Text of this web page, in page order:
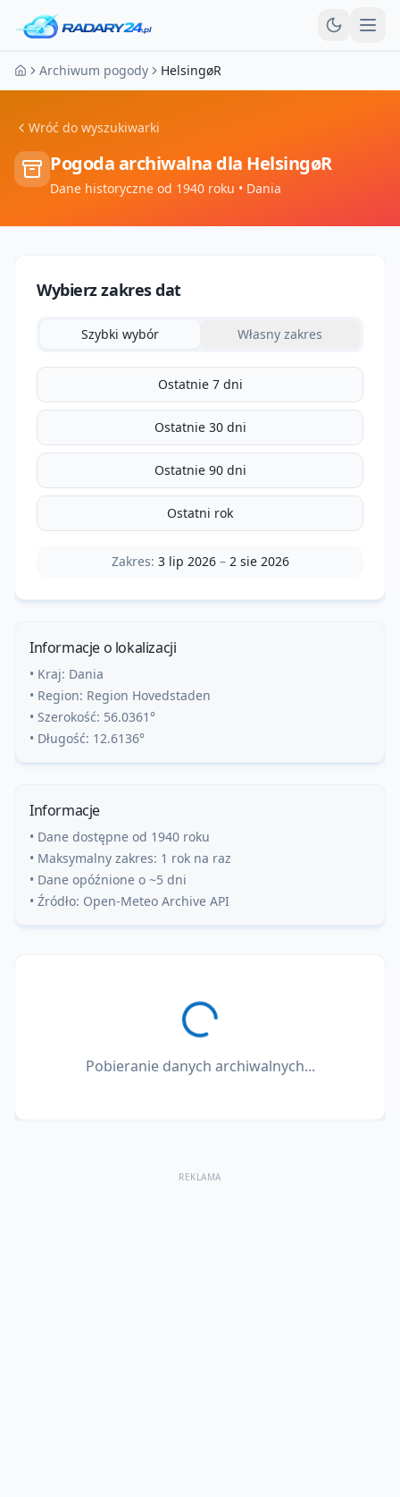
Strona główna
Archiwum pogody HelsingøR
Wróć do wyszukiwarki
Pogoda archiwalna dla HelsingøR
Dane historyczne od 1940 roku • Dania
Wybierz zakres dat
Szybki wybór Własny zakres
Ostatnie 7 dni
Ostatnie 30 dni
Ostatnie 90 dni
Ostatni rok
Zakres: 3 lip 2026– 2 sie 2026
Informacje o lokalizacji
• Kraj: Dania
• Region: Region Hovedstaden
• Szerokość: 56.0361°
• Długość: 12.6136°
Informacje
• Dane dostępne od 1940 roku
• Maksymalny zakres: 1 rok na raz
• Dane opóźnione o ~5 dni
• Źródło: Open-Meteo Archive API
Pobieranie danych archiwalnych...
REKLAMA